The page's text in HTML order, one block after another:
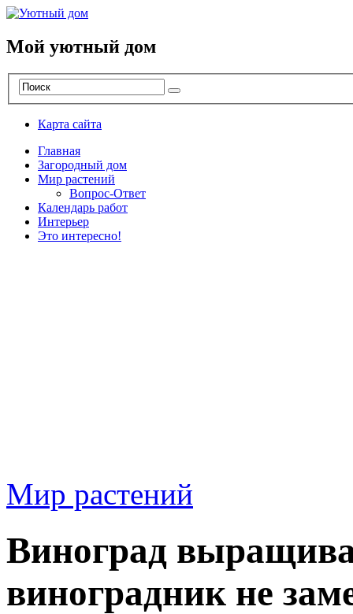
Мой уютный дом
Карта сайта
Главная
Загородный дом
Мир растений
Вопрос-Ответ
Календарь работ
Интерьер
Это интересно!
Мир растений
Виноград
виноградник не